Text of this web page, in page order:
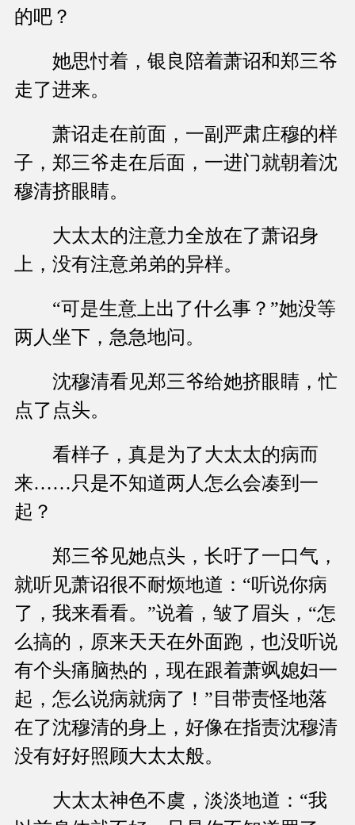
的吧？
她思忖着，银良陪着萧诏和郑三爷
走了进来。
萧诏走在前面，一副严肃庄穆的样
子，郑三爷走在后面，一进门就朝着沈
穆清挤眼睛。
大太太的注意力全放在了萧诏身
上，没有注意弟弟的异样。
“可是生意上出了什么事？”她没等
两人坐下，急急地问。
沈穆清看见郑三爷给她挤眼睛，忙
点了点头。
看样子，真是为了大太太的病而
来……只是不知道两人怎么会凑到一
起？
郑三爷见她点头，长吁了一口气，
就听见萧诏很不耐烦地道：“听说你病
了，我来看看。”说着，皱了眉头，“怎
么搞的，原来天天在外面跑，也没听说
有个头痛脑热的，现在跟着萧飒媳妇一
起，怎么说病就病了！”目带责怪地落
在了沈穆清的身上，好像在指责沈穆清
没有好好照顾大太太般。
大太太神色不虞，淡淡地道：“我